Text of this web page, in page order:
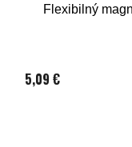
Flexibilný
5,09 €